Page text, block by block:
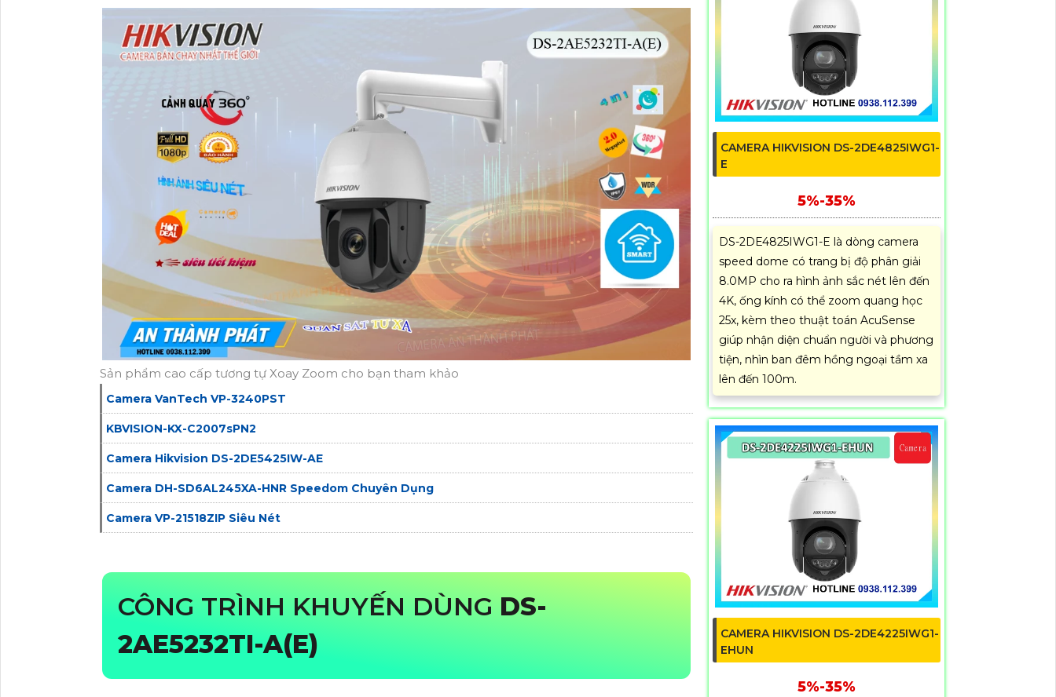
Sản phẩm cao cấp tương tự Xoay Zoom cho bạn tham khảo
Camera VanTech VP-3240PST
KBVISION-KX-C2007sPN2
Camera Hikvision DS-2DE5425IW-AE
Camera DH-SD6AL245XA-HNR Speedom Chuyên Dụng
Camera VP-21518ZIP Siêu Nét
CÔNG TRÌNH KHUYẾN DÙNG DS-
2AE5232TI-A(E)
CAMERA HIKVISION DS-2DE4825IWG1-
E
5%-35%
DS-2DE4825IWG1-E là dòng camera
speed dome có trang bị độ phân giải
8.0MP cho ra hình ảnh sắc nét lên đến
4K, ống kính có thể zoom quang học
25x, kèm theo thuật toán AcuSense
giúp nhận diện chuẩn người và phương
tiện, nhìn ban đêm hồng ngoại tầm xa
lên đến 100m.
CAMERA HIKVISION DS-2DE4225IWG1-
EHUN
5%-35%